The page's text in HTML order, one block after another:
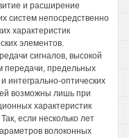
и расширение
систем непосредственно
характеристик
элементов.
сигналов, высокой
передачи, предельных
интегрально-оптических
возможны лишь при
характеристик
если несколько лет
волоконных